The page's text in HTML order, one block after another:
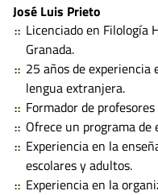
José Luis Prieto
Licenciado en Filología
Granada.
25 años de experiencia
lengua extranjera.
Formador de
Ofrece un programa de
Experiencia en la
escolares y adultos.
Experiencia en la